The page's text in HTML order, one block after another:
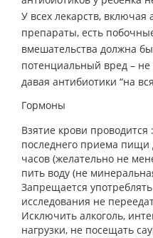
У всех лекарств, включая
препараты, есть
вмешательства должна
потенциальный вред – не
давая антибиотики “на
Гормоны
Взятие крови
последнего приема
часов (желательно не
пить воду (не
Запрещается
исследования не
Исключить алкоголь,
нагрузки, не посещать